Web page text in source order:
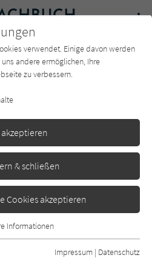
Charts Newsletter
Couch.de - alle
Dezember 2025
kommentiert
verwendet. Einige davon werden
andere ermöglichen, Ihre
zu verbessern.
& schließen
Cookies akzeptieren
grundlegende Funktionen der
gewährleistet, dass die Webseite
Informationen
Impressum | Datenschutz